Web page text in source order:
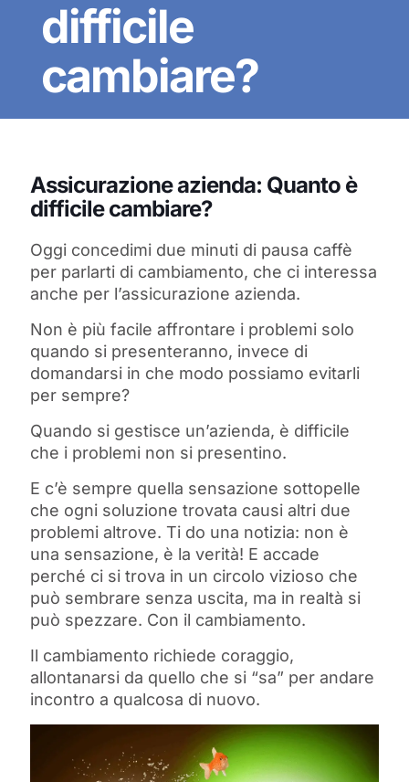
difficile
cambiare?
Assicurazione azienda: Quanto è
difficile cambiare?
Oggi concedimi due minuti di pausa caffè
per parlarti di cambiamento, che ci interessa
anche per l’assicurazione azienda.
Non è più facile affrontare i problemi solo
quando si presenteranno, invece di
domandarsi in che modo possiamo evitarli
per sempre?
Quando si gestisce un’azienda, è difficile
che i problemi non si presentino.
E c’è sempre quella sensazione sottopelle
che ogni soluzione trovata causi altri due
problemi altrove. Ti do una notizia: non è
una sensazione, è la verità! E accade
perché ci si trova in un circolo vizioso che
può sembrare senza uscita, ma in realtà si
può spezzare. Con il cambiamento.
Il cambiamento richiede coraggio,
allontanarsi da quello che si “sa” per andare
incontro a qualcosa di nuovo.